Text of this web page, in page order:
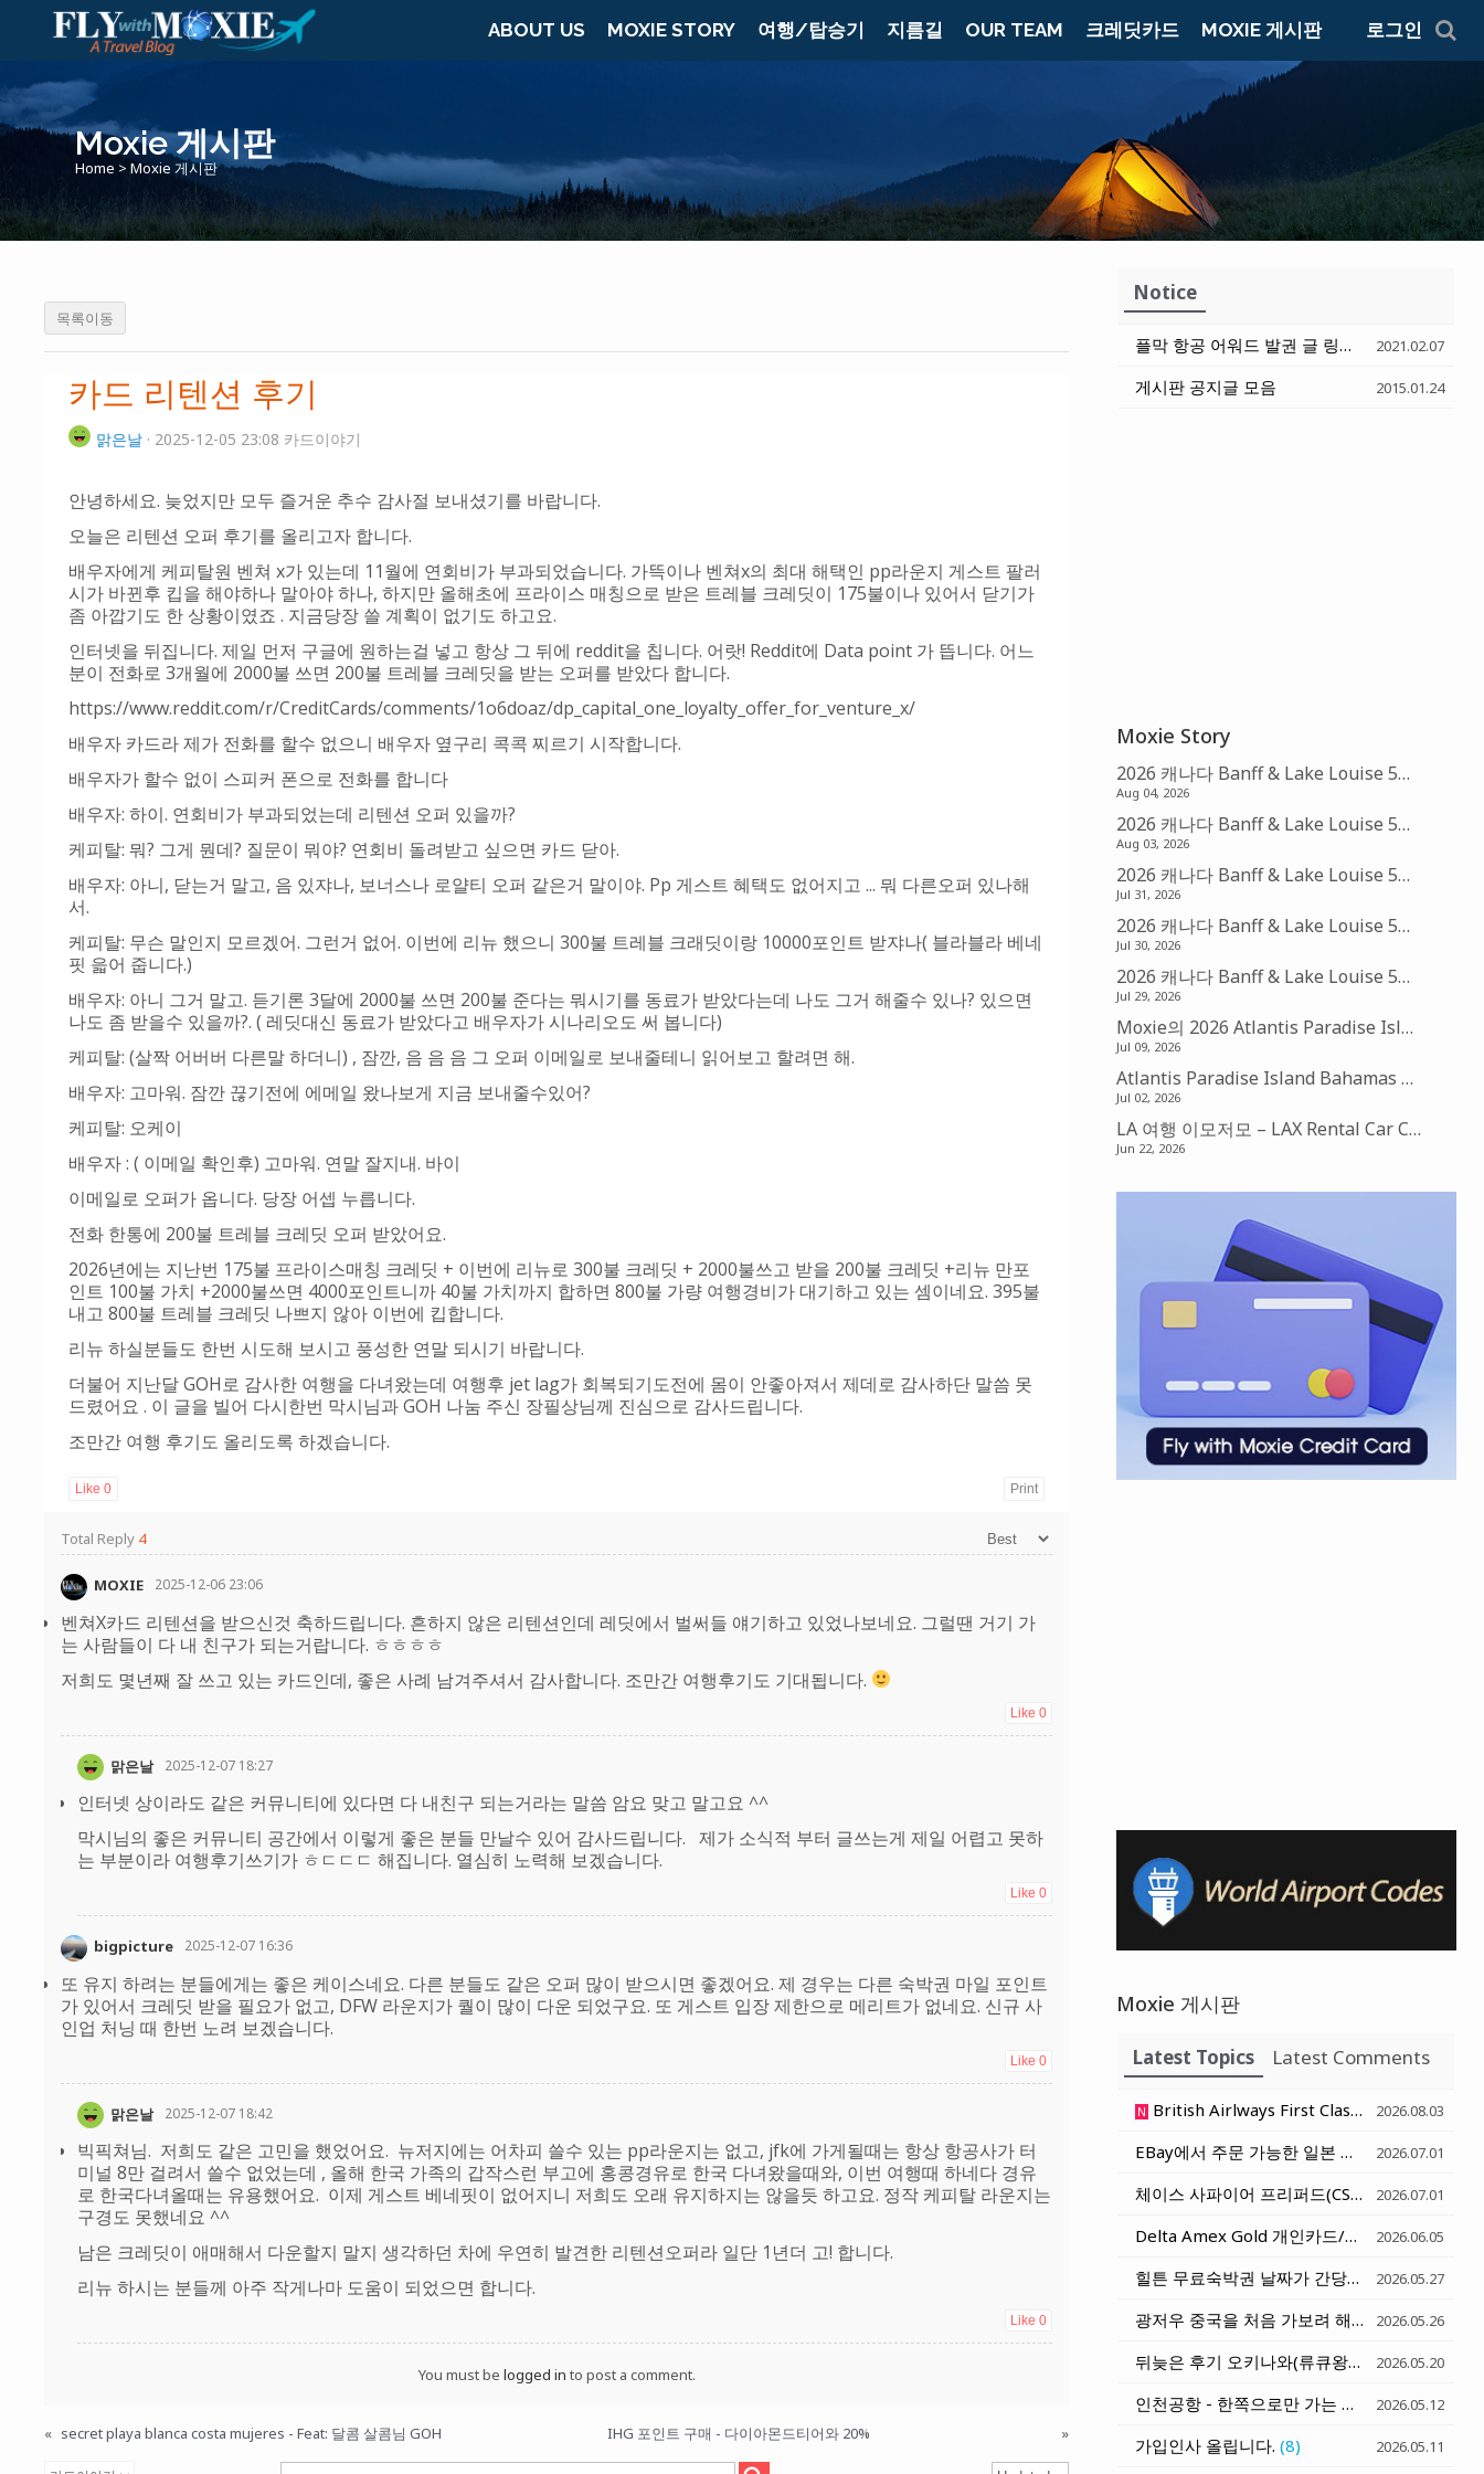
ABOUT US MOXIE STORY 여행/탑승기 지름길 OUR TEAM 크레딧카드 MOXIE 게시판 로그인
Moxie 게시판
Home > Moxie 게시판
목록이동
카드 리텐션 후기
맑은날 · 2025-12-05 23:08 카드이야기
안녕하세요. 늦었지만 모두 즐거운 추수 감사절 보내셨기를 바랍니다.
오늘은 리텐션 오퍼 후기를 올리고자 합니다.
배우자에게 케피탈원 벤쳐 x가 있는데 11월에 연회비가 부과되었습니다. 가뜩이나 벤쳐x의 최대 해택인 pp라운지 게스트 팔러
시가 바뀐후 킵을 해야하나 말아야 하나, 하지만 올해초에 프라이스 매칭으로 받은 트레블 크레딧이 175불이나 있어서 닫기가
좀 아깝기도 한 상황이였죠 . 지금당장 쓸 계획이 없기도 하고요.
인터넷을 뒤집니다. 제일 먼저 구글에 원하는걸 넣고 항상 그 뒤에 reddit을 칩니다. 어랏! Reddit에 Data point 가 뜹니다. 어느
분이 전화로 3개월에 2000불 쓰면 200불 트레블 크레딧을 받는 오퍼를 받았다 합니다.
https://www.reddit.com/r/CreditCards/comments/1o6doaz/dp_capital_one_loyalty_offer_for_venture_x/
배우자 카드라 제가 전화를 할수 없으니 배우자 옆구리 콕콕 찌르기 시작합니다.
배우자가 할수 없이 스피커 폰으로 전화를 합니다
배우자: 하이. 연회비가 부과되었는데 리텐션 오퍼 있을까?
케피탈: 뭐? 그게 뭔데? 질문이 뭐야? 연회비 돌려받고 싶으면 카드 닫아.
배우자: 아니, 닫는거 말고, 음 있쟈나, 보너스나 로얄티 오퍼 같은거 말이야. Pp 게스트 혜택도 없어지고 ... 뭐 다른오퍼 있나해
서.
케피탈: 무슨 말인지 모르겠어. 그런거 없어. 이번에 리뉴 했으니 300불 트레블 크래딧이랑 10000포인트 받쟈나( 블라블라 베네
핏 읇어 줍니다.)
배우자: 아니 그거 말고. 듣기론 3달에 2000불 쓰면 200불 준다는 뭐시기를 동료가 받았다는데 나도 그거 해줄수 있나? 있으면
나도 좀 받을수 있을까?. ( 레딧대신 동료가 받았다고 배우자가 시나리오도 써 봅니다)
케피탈: (살짝 어버버 다른말 하더니) , 잠깐, 음 음 음 그 오퍼 이메일로 보내줄테니 읽어보고 할려면 해.
배우자: 고마워. 잠깐 끊기전에 에메일 왔나보게 지금 보내줄수있어?
케피탈: 오케이
배우자 : ( 이메일 확인후) 고마워. 연말 잘지내. 바이
이메일로 오퍼가 옵니다. 당장 어셉 누릅니다.
전화 한통에 200불 트레블 크레딧 오퍼 받았어요.
2026년에는 지난번 175불 프라이스매칭 크레딧 + 이번에 리뉴로 300불 크레딧 + 2000불쓰고 받을 200불 크레딧 +리뉴 만포
인트 100불 가치 +2000불쓰면 4000포인트니까 40불 가치까지 합하면 800불 가량 여행경비가 대기하고 있는 셈이네요. 395불
내고 800불 트레블 크레딧 나쁘지 않아 이번에 킵합니다.
리뉴 하실분들도 한번 시도해 보시고 풍성한 연말 되시기 바랍니다.
더불어 지난달 GOH로 감사한 여행을 다녀왔는데 여행후 jet lag가 회복되기도전에 몸이 안좋아져서 제데로 감사하단 말씀 못
드렸어요 . 이 글을 빌어 다시한번 막시님과 GOH 나눔 주신 장필상님께 진심으로 감사드립니다.
조만간 여행 후기도 올리도록 하겠습니다.
Like 0 Print
Total Reply 4
MOXIE 2025-12-06 23:06
벤쳐X카드 리텐션을 받으신것 축하드립니다. 흔하지 않은 리텐션인데 레딧에서 벌써들 얘기하고 있었나보네요. 그럴땐 거기 가
는 사람들이 다 내 친구가 되는거랍니다. ㅎㅎㅎㅎ
저희도 몇년째 잘 쓰고 있는 카드인데, 좋은 사례 남겨주셔서 감사합니다. 조만간 여행후기도 기대됩니다.
Like 0
맑은날 2025-12-07 18:27
인터넷 상이라도 같은 커뮤니티에 있다면 다 내친구 되는거라는 말씀 암요 맞고 말고요 ^^
막시님의 좋은 커뮤니티 공간에서 이렇게 좋은 분들 만날수 있어 감사드립니다. 제가 소식적 부터 글쓰는게 제일 어렵고 못하
는 부분이라 여행후기쓰기가 ㅎㄷㄷㄷ 해집니다. 열심히 노력해 보겠습니다.
Like 0
bigpicture 2025-12-07 16:36
또 유지 하려는 분들에게는 좋은 케이스네요. 다른 분들도 같은 오퍼 많이 받으시면 좋겠어요. 제 경우는 다른 숙박권 마일 포인트
가 있어서 크레딧 받을 필요가 없고, DFW 라운지가 퀄이 많이 다운 되었구요. 또 게스트 입장 제한으로 메리트가 없네요. 신규 사
인업 처닝 때 한번 노려 보겠습니다.
Like 0
맑은날 2025-12-07 18:42
빅픽쳐님. 저희도 같은 고민을 했었어요. 뉴저지에는 어차피 쓸수 있는 pp라운지는 없고, jfk에 가게될때는 항상 항공사가 터
미널 8만 걸려서 쓸수 없었는데 , 올해 한국 가족의 갑작스런 부고에 홍콩경유로 한국 다녀왔을때와, 이번 여행때 하네다 경유
로 한국다녀올때는 유용했어요. 이제 게스트 베네핏이 없어지니 저희도 오래 유지하지는 않을듯 하고요. 정작 케피탈 라운지는
구경도 못했네요 ^^
남은 크레딧이 애매해서 다운할지 말지 생각하던 차에 우연히 발견한 리텐션오퍼라 일단 1년더 고! 합니다.
리뉴 하시는 분들께 아주 작게나마 도움이 되었으면 합니다.
Like 0
You must be logged in to post a comment.
« secret playa blanca costa mujeres - Feat: 달콤 살콤님 GOH IHG 포인트 구매 - 다이아몬드티어와 20% »
Notice
플막 항공 어워드 발권 글 링크 모음 (11)
2021.02.07
게시판 공지글 모음 2015.01.24
Moxie Story
2026 캐나다 Banff & Lake Louise 5박 6일 여행 – 5편: Fairmont Chateau Lake Louise (아멕스 FHR)
Aug 04, 2026
2026 캐나다 Banff & Lake Louise 5박 6일 여행 – 4편: Banff의 아침 & Sunshine Village Gondola
Aug 03, 2026
2026 캐나다 Banff & Lake Louise 5박 6일 여행 – 3편: Banff & Bow Falls
Jul 31, 2026
2026 캐나다 Banff & Lake Louise 5박 6일 여행 – 2편: Canmore & Mistaya Canyon Trail Head
Jul 30, 2026
2026 캐나다 Banff & Lake Louise 5박 6일 여행 – 1편: 발권 및 예약
Jul 29, 2026
Moxie의 2026 Atlantis Paradise Island Bahamas 맛집기행 – Amber, Fish by Jose Andres, Nobu Restaurant
Jul 09, 2026
Atlantis Paradise Island Bahamas Review
Jul 02, 2026
LA 여행 이모저모 – LAX Rental Car Center, Hyatt Place Suite, Laguna Beach, 그리고 LA Dodgers
Jun 22, 2026
Moxie 게시판
Latest Topics Latest Comments
N British Airlways First Class Lounge at SFO - 샌프란시스코 영국항공 일등석 라운지 2026.08.03
EBay에서 주문 가능한 일본 현지 구매 아이템 - 일본 호텔로 배송받기 2026.07.01
체이스 사파이어 프리퍼드(CSP) 카드 혜택 변화 세가지 정리 (6월 15일과 10월 1일) 2026.07.01
Delta Amex Gold 개인카드/비지니스카드 $120 Rideshare Credit (매달 $10) - Uber, Lyft, Curb, Alto 2026.06.05
힐튼 무료숙박권 날짜가 간당간당 하네요 ㅠㅠ 2026.05.27
광저우 중국을 처음 가보려 해요. 에미렛트 항공 발권 질문 2026.05.26
뒤늦은 후기 오키나와(류큐왕국) (5)
2026.05.20
인천공항 - 한쪽으로만 가는 공항 기차..... 미침!!! 2026.05.12
가입인사 올립니다. (8) 2026.05.11